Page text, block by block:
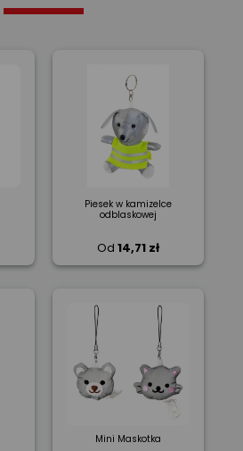
Piesek w kamizelce
odblaskowej
Od 14,71 zł
Mini Maskotka